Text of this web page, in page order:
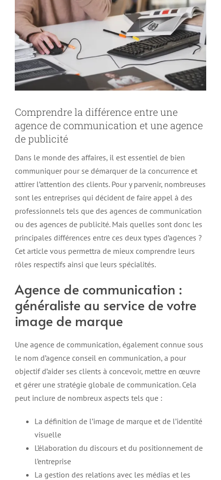
Comprendre la différence entre une
agence de communication et une agence
de publicité
Dans le monde des affaires, il est essentiel de bien
communiquer pour se démarquer de la concurrence et
attirer l’attention des clients. Pour y parvenir, nombreuses
sont les entreprises qui décident de faire appel à des
professionnels tels que des agences de communication
ou des agences de publicité. Mais quelles sont donc les
principales différences entre ces deux types d’agences ?
Cet article vous permettra de mieux comprendre leurs
rôles respectifs ainsi que leurs spécialités.
Agence de communication :
généraliste au service de votre
image de marque
Une agence de communication, également connue sous
le nom d’agence conseil en communication, a pour
objectif d’aider ses clients à concevoir, mettre en œuvre
et gérer une stratégie globale de communication. Cela
peut inclure de nombreux aspects tels que :
La définition de l’image de marque et de l’identité
visuelle
L’élaboration du discours et du positionnement de
l’entreprise
La gestion des relations avec les médias et les